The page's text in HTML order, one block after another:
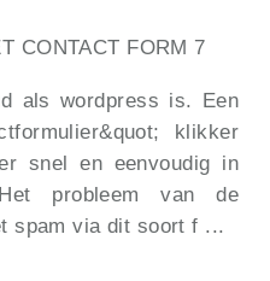
CONTACT FORM 7
als wordpress is. Een
klikker
snel en eenvoudig in
probleem van de
spam via dit soort f ...